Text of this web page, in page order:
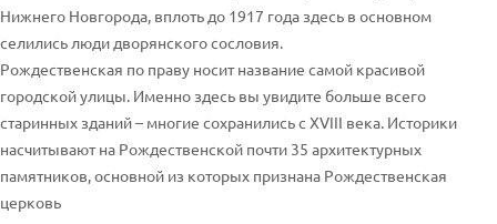
Нижнего Новгорода, вплоть до 1917 года здесь в основном
селились люди дворянского сословия.
Рождественская по праву носит название самой красивой
городской улицы. Именно здесь вы увидите больше всего
старинных зданий – многие сохранились с XVIII века. Историки
насчитывают на Рождественской почти 35 архитектурных
памятников, основной из которых признана Рождественская
церковь